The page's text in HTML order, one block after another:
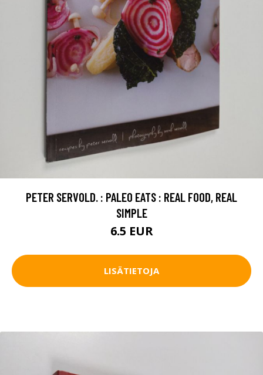
PETER SERVOLD. : PALEO EATS : REAL FOOD, REAL
SIMPLE
6.5 EUR
LISÄTIETOJA